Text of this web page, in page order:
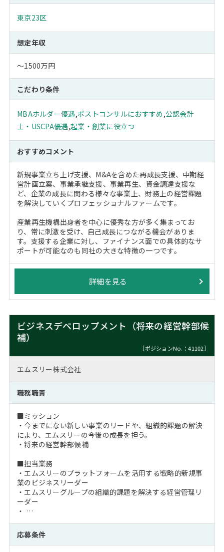
東京23区
想定年収
～1500万円
こだわり条件
MBAホルダー優遇,ポストコンサルにおすすめ ,公認会計
士・USCPA優遇,起業・創業に役立つ
おすすめコメント
新規事業立ち上げ支援、M&Aを含めた再成長支援、中期経
営計画立案、事業承継支援、事業再生、資金調達支援な
ど、企業の成長に関わる様々な事業上、財務上の経営課題
を解決していくプロフェッショナルファームです。
産業再生機構出身者を中心に優秀な方が多く集まってお
り、常に刺激を受け、自己成長につながる機会がありま
す。支援する企業に対し、ファイナンス面での具体的なサ
ポートが可能なのも同社の大きな特徴の一つです。
詳細を見る
ビジネスデベロップメント（将来の経営幹部候
補）
［ポジションNo.：41102］
エムスリー株式会社
職務職責
■ミッション
・今までにない新しい事業のリードや、組織的課題の解決
により、エムスリーの今後の成長を担う。
・将来の経営幹部候補
■担当業務
・エムスリーのプラットフォームを活用する戦略的新規事
業のビジネスリーダー
・エムスリーグループの組織的課題を解決する経営管理リ
ーダー
・ …
応募条件